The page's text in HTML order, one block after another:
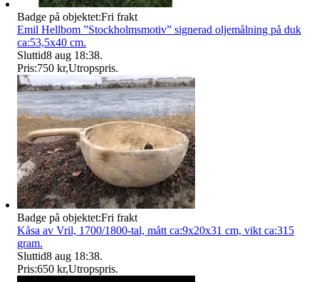
Badge på objektet:Fri frakt
Emil Hellbom ”Stockholmsmotiv” signerad oljemålning på duk
ca:53,5x40 cm.
Sluttid8 aug 18:38.
Pris:750 kr,Utropspris.
Badge på objektet:Fri frakt
Kåsa av Vril, 1700/1800-tal, mått ca:9x20x31 cm, vikt ca:315
gram.
Sluttid8 aug 18:38.
Pris:650 kr,Utropspris.